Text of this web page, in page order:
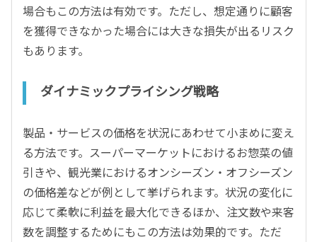
場合もこの方法は有効です。ただし、想定通りに顧客
を獲得できなかった場合には大きな損失が出るリスク
もあります。
ダイナミックプライシング戦略
製品・サービスの価格を状況にあわせて小まめに変え
る方法です。スーパーマーケットにおけるお惣菜の値
引きや、観光業におけるオンシーズン・オフシーズン
の価格差などが例として挙げられます。状況の変化に
応じて柔軟に利益を最大化できるほか、注文数や来客
数を調整するためにもこの方法は効果的です。ただ